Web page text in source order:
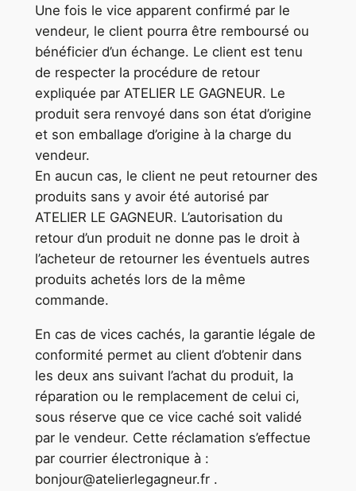
Une fois le vice apparent confirmé par le
vendeur, le client pourra être remboursé ou
bénéficier d’un échange. Le client est tenu
de respecter la procédure de retour
expliquée par ATELIER LE GAGNEUR. Le
produit sera renvoyé dans son état d’origine
et son emballage d’origine à la charge du
vendeur.
En aucun cas, le client ne peut retourner des
produits sans y avoir été autorisé par
ATELIER LE GAGNEUR. L’autorisation du
retour d’un produit ne donne pas le droit à
l’acheteur de retourner les éventuels autres
produits achetés lors de la même
commande.
En cas de vices cachés, la garantie légale de
conformité permet au client d’obtenir dans
les deux ans suivant l’achat du produit, la
réparation ou le remplacement de celui ci,
sous réserve que ce vice caché soit validé
par le vendeur. Cette réclamation s’effectue
par courrier électronique à :
bonjour@atelierlegagneur.fr .